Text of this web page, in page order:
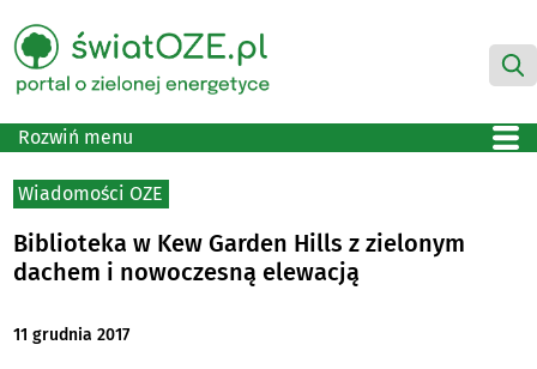
Rozwiń menu
Wiadomości OZE
Biblioteka w Kew Garden Hills z zielonym
dachem i nowoczesną elewacją
11 grudnia 2017